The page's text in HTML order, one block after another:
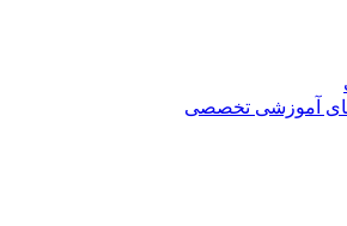
آموزشی تخصصی